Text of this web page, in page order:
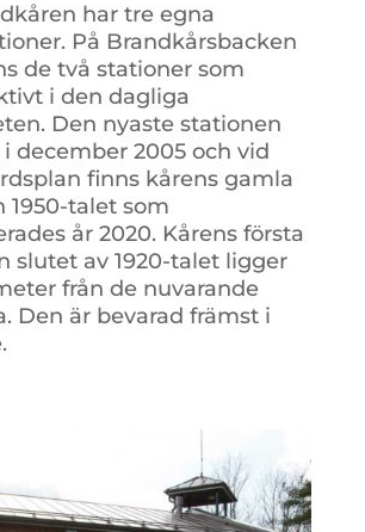
har tre egna
På Brandkårsbacken
de två stationer som
i den dagliga
Den nyaste stationen
december 2005 och vid
finns kårens gamla
1950-talet som
år 2020. Kårens första
slutet av 1920-talet ligger
från de nuvarande
Den är bevarad främst i